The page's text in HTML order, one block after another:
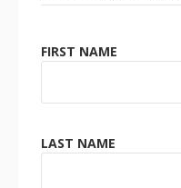
FIRST NAME
LAST NAME